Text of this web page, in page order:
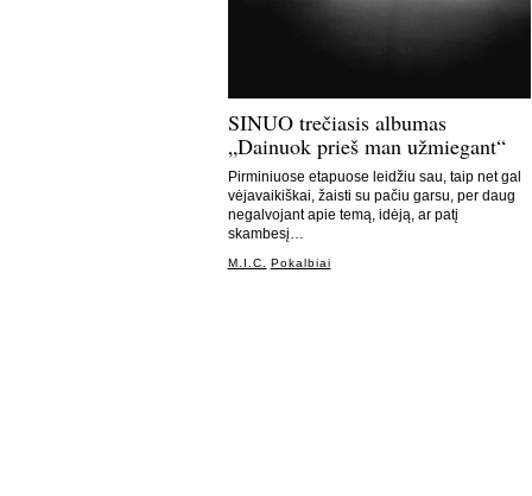
SINUO trečiasis albumas
„Dainuok prieš man užmiegant“
Pirminiuose etapuose leidžiu sau, taip net gal
vėjavaikiškai, žaisti su pačiu garsu, per daug
negalvojant apie temą, idėją, ar patį
skambesį…
M.I.C. Pokalbiai